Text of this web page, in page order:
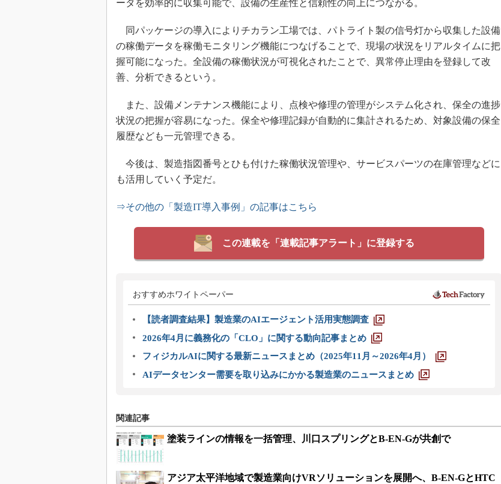
グローバル設計・開発
制御セキュリティ
新型コロナへの対応
ータを効率的に収集可能で、設備の生産性と信頼性の向上につながる。
同パッケージの導入によりチカラン工場では、パトライト製の信号灯から収集した設備
の稼働データを稼働モニタリング機能につなげることで、現場の状況をリアルタイムに把
握可能になった。全設備の稼働状況が可視化されたことで、異常停止理由を登録して改
善、分析できるという。
また、設備メンテナンス機能により、点検や修理の管理がシステム化され、保全の進捗
状況の把握が容易になった。保全や修理記録が自動的に集計されるため、対象設備の保全
履歴なども一元管理できる。
今後は、製造指図番号とひも付けた稼働状況管理や、サービスパーツの在庫管理などに
も活用していく予定だ。
⇒その他の「製造IT導入事例」の記事はこちら
この連載を「連載記事アラート」に登録する
おすすめホワイトペーパー
【読者調査結果】製造業のAIエージェント活用実態調査
2026年4月に義務化の「CLO」に関する動向記事まとめ
フィジカルAIに関する最新ニュースまとめ（2025年11月～2026年4月）
AIデータセンター需要を取り込みにかかる製造業のニュースまとめ
関連記事
塗装ラインの情報を一括管理、川口スプリングとB-EN-Gが共創で
アジア太平洋地域で製造業向けVRソリューションを展開へ、B-EN-GとHTC